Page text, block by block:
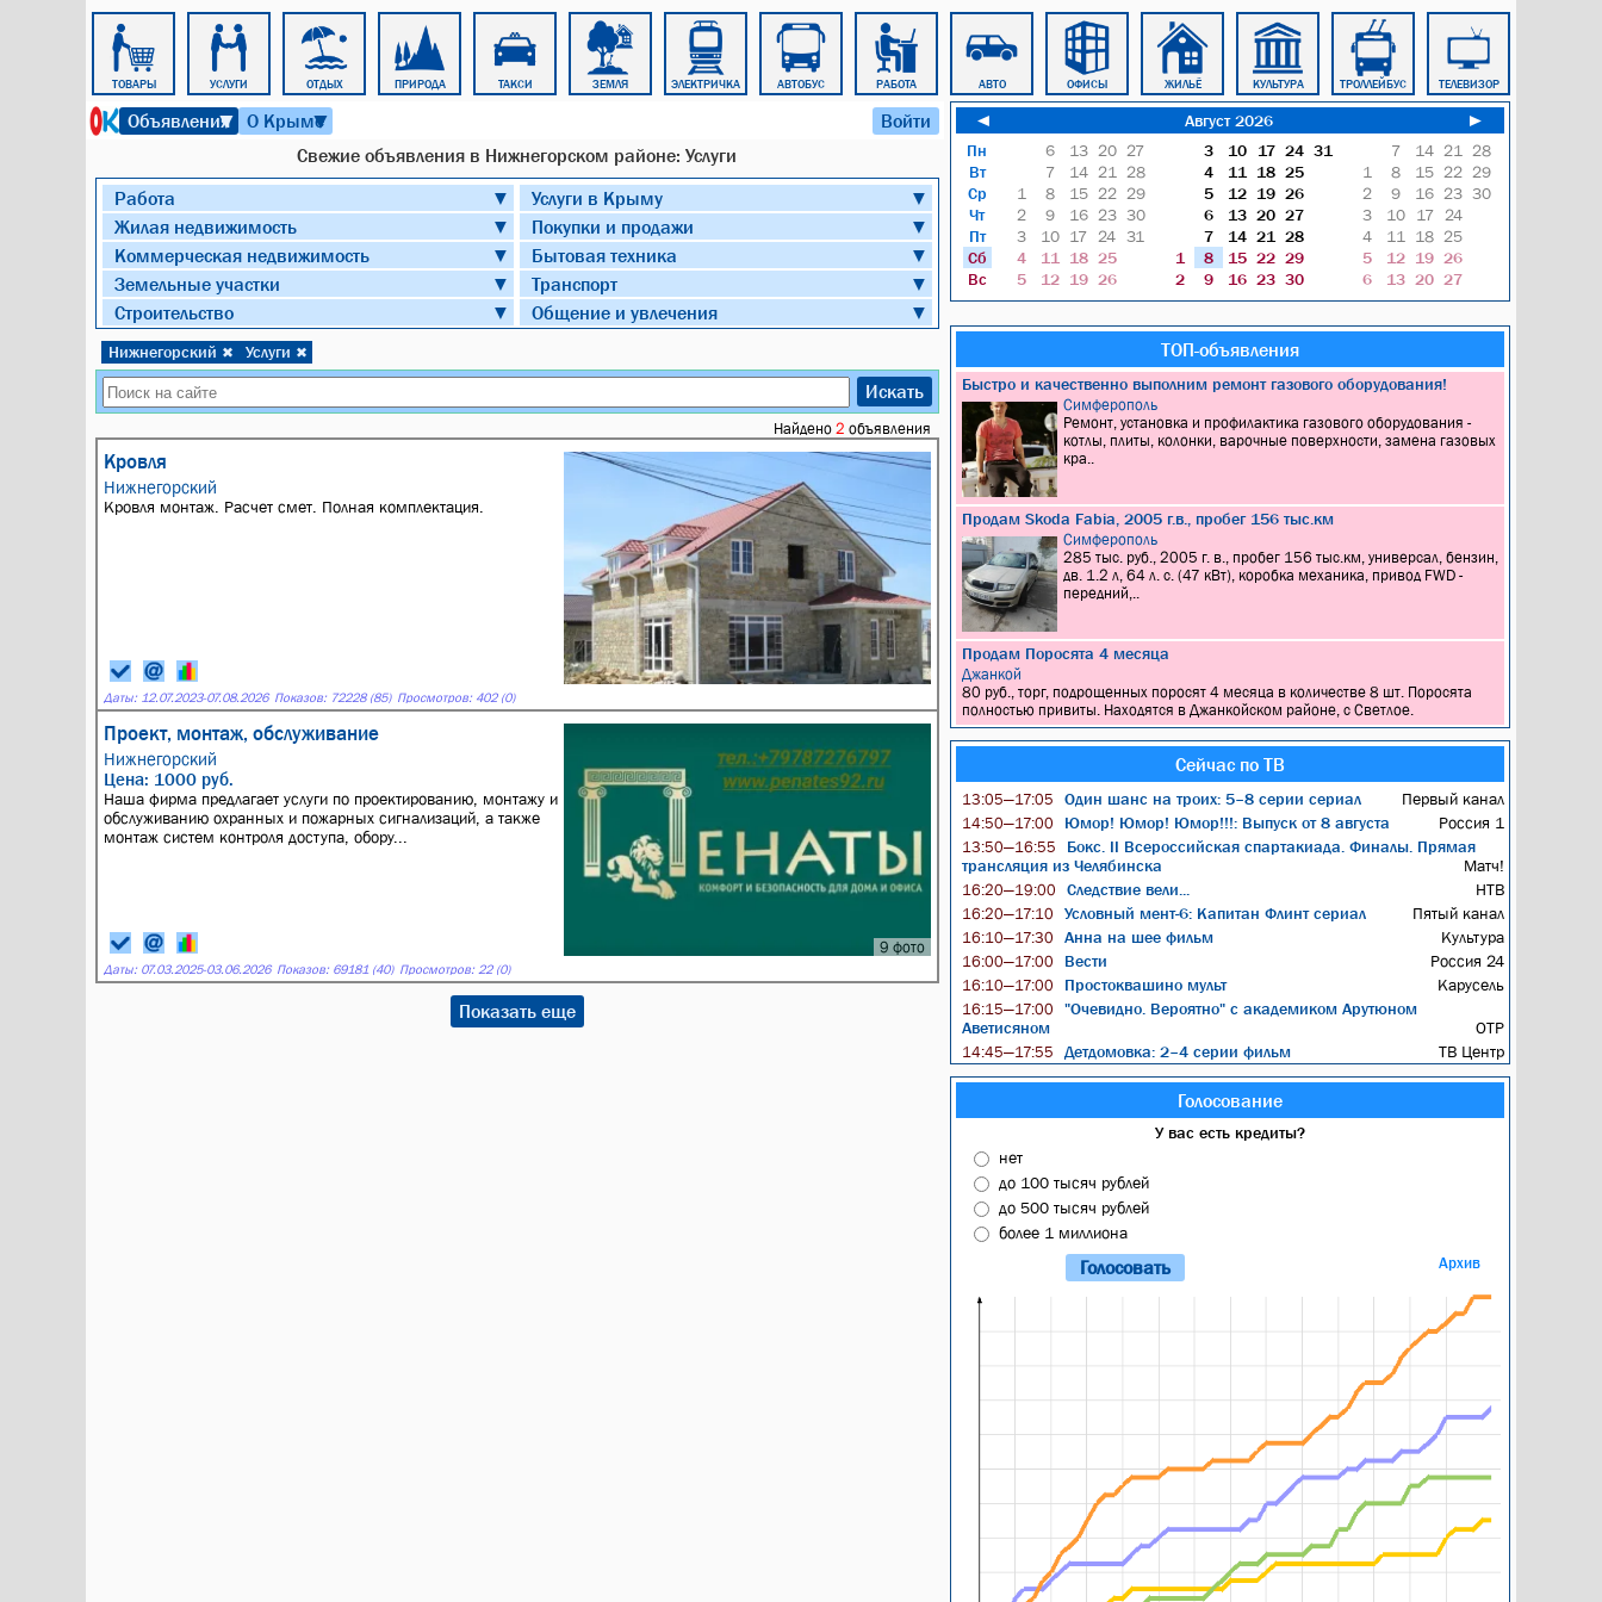
ТОВАРЫ УСЛУГИ ОТДЫХ ПРИРОДА ТАКСИ ЗЕМЛЯ ЭЛЕКТРИЧКА АВТОБУС РАБОТА АВТО ОФИСЫ ЖИЛЬЁ КУЛЬТУРА ТРОЛЛЕЙБУС ТЕЛЕВИЗОР
Объявления
▼ О Крыме
▼ Войти
Cвежие объявления в Нижнегорском районе: Услуги
Работа
▼
Жилая недвижимость ▼
Коммерческая недвижимость ▼
Земельные участки ▼
Строительство ▼
Услуги в Крыму ▼
Покупки и продажи ▼
Бытовая техника ▼
Транспорт ▼
Общение и увлечения
▼
Нижнегорский ✖ Услуги ✖
Искать
Найдено 2 объявления
Кровля
Нижнегорский
Кровля монтаж. Расчет смет. Полная комплектация.
Даты: 12.07.2023-07.08.2026 Показов: 72228 (85) Просмотров: 402 (0)
Проект, монтаж, обслуживание
Нижнегорский
9 фото
Цена: 1000 руб.
Наша фирма предлагает услуги по проектированию, монтажу и
обслуживанию охранных и пожарных сигнализаций, а также
монтаж систем контроля доступа, обору...
Даты: 07.03.2025-03.06.2026 Показов: 69181 (40) Просмотров: 22 (0)
Показать еще
◄ Август 2026
►
Пн
Вт
Ср
Чт
Пт
Сб
Вс
6 13 20 27
7
14 21
28
1
8 15 22 29
2
9 16 23 30
3
10 17 24 31
4
11 18 25
5
12 19 26
3 10 17 24 31
4
11 18 25
5
12 19 26
6
13 20 27
7
14 21
28
1
8 15 22 29
2
9 16 23 30
7 14 21
28
1
8 15 22 29
2
9 16 23 30
3
10 17
24
4
11 18 25
5
12 19 26
6
13 20 27
ТОП-объявления
Быстро и качественно выполним ремонт газового оборудования!
Симферополь
Ремонт, установка и профилактика газового оборудования -
котлы, плиты, колонки, варочные поверхности, замена газовых
кра..
Продам Skoda Fabia, 2005 г.в., пробег 156 тыс.км
Симферополь
285 тыс. руб., 2005 г. в., пробег 156 тыс.км, универсал, бензин,
дв. 1.2 л, 64 л. с. (47 кВт), коробка механика, привод FWD -
передний,..
Продам Поросята 4 месяца
Джанкой
80 руб., торг, подрощенных поросят 4 месяца в количестве 8 шт. Поросята
полностью привиты. Находятся в Джанкойском районе, с Светлое.
Сейчас по ТВ
13:05—17:05 Один шанс на троих: 5–8 серии сериал Первый канал
14:50—17:00 Юмор! Юмор! Юмор!!!: Выпуск от 8 августа Россия 1
13:50—16:55
Бокс. II Всероссийская спартакиада. Финалы. Прямая
трансляция из Челябинска
Матч!
16:20—19:00 Следствие вели... НТВ
16:20—17:10 Условный мент-6: Капитан Флинт сериал Пятый канал
16:10—17:30 Анна на шее фильм Культура
16:00—17:00 Вести Россия 24
16:10—17:00 Простоквашино мульт Карусель
16:15—17:00
"Очевидно. Вероятно" с академиком Арутюном
Аветисяном
ОТР
14:45—17:55 Детдомовка: 2–4 серии фильм ТВ Центр
Голосование
У вас есть кредиты?
нет
до 100 тысяч рублей
до 500 тысяч рублей
более 1 миллиона
Архив